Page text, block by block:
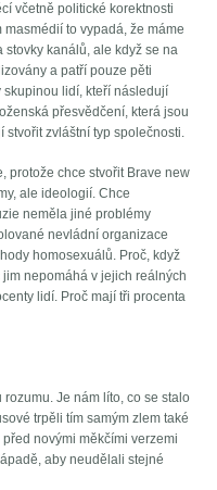
včetně politické korektnosti
to vypadá, že máme
stovky kanálů, ale když se na
a patří pouze pěti
skupinou lidí, kteří následují
přesvědčení, která jsou
zvláštní typ společnosti.
protože chce stvořit Brave new
ale ideologií. Chce
neměla jiné problémy
nevládní organizace
homosexuálů. Proč, když
nepomáhá v jejich reálných
lidí. Proč mají tři procenta
Je nám líto, co se stalo
trpěli tím samým zlem také
novými měkčími verzemi
aby neudělali stejné